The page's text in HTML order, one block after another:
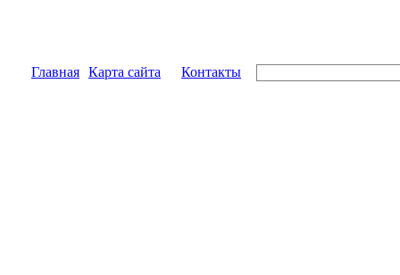
Главная Карта сайта Контакты